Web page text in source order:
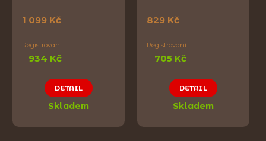
1 099 Kč
Registrovaní
934 Kč
DETAIL
Skladem
829 Kč
Registrovaní
705 Kč
DETAIL
Skladem